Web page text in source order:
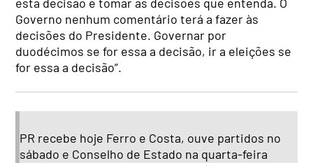
esta decisão e tomar as decisões que entenda. O
Governo nenhum comentário terá a fazer às
decisões do Presidente. Governar por
duodécimos se for essa a decisão, ir a eleições se
for essa a decisão”.
PR recebe hoje Ferro e Costa, ouve partidos no
sábado e Conselho de Estado na quarta-feira